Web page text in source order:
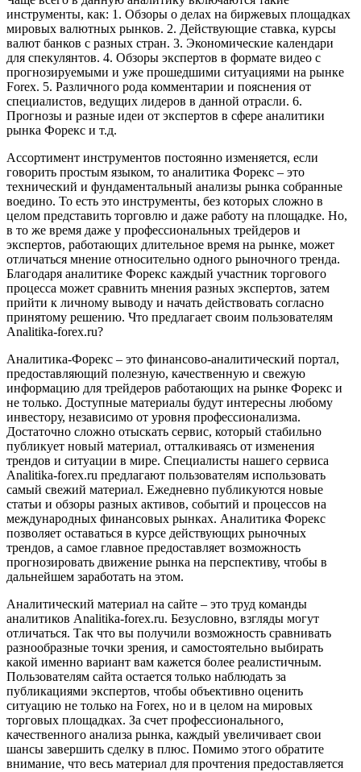
инструменты, как: 1. Обзоры о делах на биржевых площадках
мировых валютных рынков. 2. Действующие ставка, курсы
валют банков с разных стран. 3. Экономические календари
для спекулянтов. 4. Обзоры экспертов в формате видео с
прогнозируемыми и уже прошедшими ситуациями на рынке
Forex. 5. Различного рода комментарии и пояснения от
специалистов, ведущих лидеров в данной отрасли. 6.
Прогнозы и разные идеи от экспертов в сфере аналитики
рынка Форекс и т.д.
Ассортимент инструментов постоянно изменяется, если
говорить простым языком, то аналитика Форекс – это
технический и фундаментальный анализы рынка собранные
воедино. То есть это инструменты, без которых сложно в
целом представить торговлю и даже работу на площадке. Но,
в то же время даже у профессиональных трейдеров и
экспертов, работающих длительное время на рынке, может
отличаться мнение относительно одного рыночного тренда.
Благодаря аналитике Форекс каждый участник торгового
процесса может сравнить мнения разных экспертов, затем
прийти к личному выводу и начать действовать согласно
принятому решению. Что предлагает своим пользователям
Analitika-forex.ru?
Аналитика-Форекс – это финансово-аналитический портал,
предоставляющий полезную, качественную и свежую
информацию для трейдеров работающих на рынке Форекс и
не только. Доступные материалы будут интересны любому
инвестору, независимо от уровня профессионализма.
Достаточно сложно отыскать сервис, который стабильно
публикует новый материал, отталкиваясь от изменения
трендов и ситуации в мире. Специалисты нашего сервиса
Analitika-forex.ru предлагают пользователям использовать
самый свежий материал. Ежедневно публикуются новые
статьи и обзоры разных активов, событий и процессов на
международных финансовых рынках. Аналитика Форекс
позволяет оставаться в курсе действующих рыночных
трендов, а самое главное предоставляет возможность
прогнозировать движение рынка на перспективу, чтобы в
дальнейшем заработать на этом.
Аналитический материал на сайте – это труд команды
аналитиков Analitika-forex.ru. Безусловно, взгляды могут
отличаться. Так что вы получили возможность сравнивать
разнообразные точки зрения, и самостоятельно выбирать
какой именно вариант вам кажется более реалистичным.
Пользователям сайта остается только наблюдать за
публикациями экспертов, чтобы объективно оценить
ситуацию не только на Forex, но и в целом на мировых
торговых площадках. За счет профессионального,
качественного анализа рынка, каждый увеличивает свои
шансы завершить сделку в плюс. Помимо этого обратите
внимание, что весь материал для прочтения предоставляется